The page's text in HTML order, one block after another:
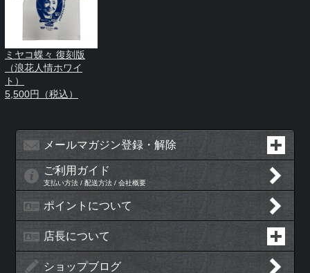
ミヤコ蝶々 復刻版
（浪花人情ホワイ
ト）
5,500円（税込）
メールマガジン登録・解除
ご利用ガイド
支払い方法 / 配送方法 / 会社概要
ポイントについて
店長について
ショップブログ